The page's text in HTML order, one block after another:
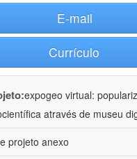
E-mail
Currículo
expogeo virtual:
através de museu
projeto anexo